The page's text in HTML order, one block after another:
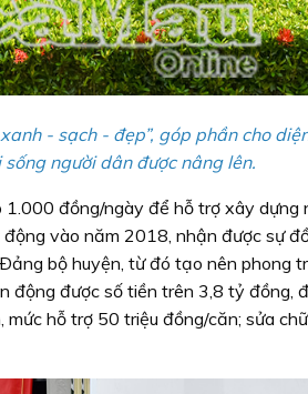
- sạch - đẹp”, góp phần cho
sống người dân được nâng lên.
đồng/ngày để hỗ trợ xây dựng
vào năm 2018, nhận được sự
bộ huyện, từ đó tạo nên phong
động được số tiền trên 3,8 tỷ đồng,
hỗ trợ 50 triệu đồng/căn; sửa